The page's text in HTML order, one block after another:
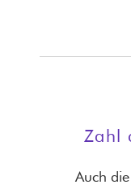
Zahl
Auch